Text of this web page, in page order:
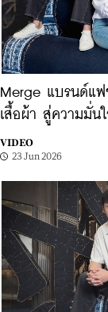
Merge แบรนด์แ
เสื้อผ้า สู่ความมั่น
VIDEO
23 Jun 2026